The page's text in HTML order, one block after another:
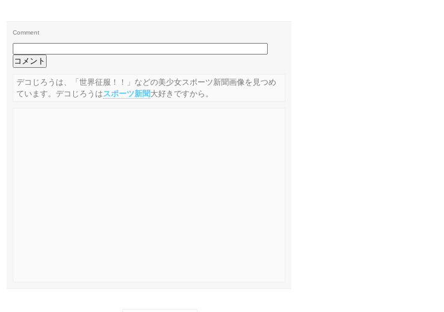
Comment
デコじろうは、「世界征服！！」などの美少女スポーツ新聞画像を見つめ
ています。デコじろうはスポーツ新聞大好きですから。